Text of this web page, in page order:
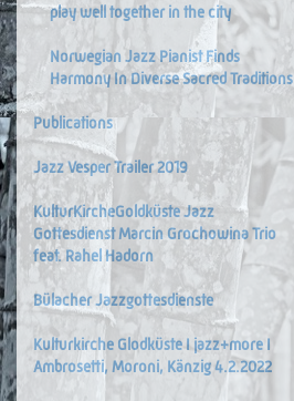
play well together in the city
Norwegian Jazz Pianist Finds
Harmony In Diverse Sacred Traditions
Publications
Jazz Vesper Trailer 2019
KulturKircheGoldküste Jazz
Gottesdienst Marcin Grochowina Trio
feat. Rahel Hadorn
Bülacher Jazzgottesdienste
Kulturkirche Glodküste I jazz+more I
Ambrosetti, Moroni, Känzig 4.2.2022